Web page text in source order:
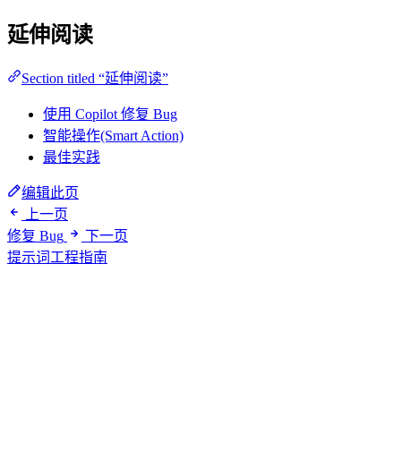
延伸阅读
Section titled “延伸阅读”
使用 Copilot 修复 Bug
智能操作(Smart Action)
最佳实践
编辑此页
上一页
修复 Bug
下一页
提示词工程指南